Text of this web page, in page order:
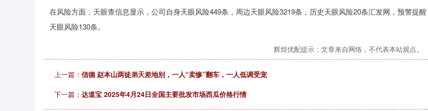
在风险方面，天眼查信息显示，公司自身天眼风险449条，周边天眼风险3219条，历史天眼风险20条汇发网，预警提醒
天眼风险130条。
辉煌优配提示：文章来自网络，不代表本站观点。
上一篇： 信德 赵本山两徒弟天差地别，一人“卖惨”翻车，一人低调受宠
下一篇： 达道宝 2025年4月24日全国主要批发市场西瓜价格行情